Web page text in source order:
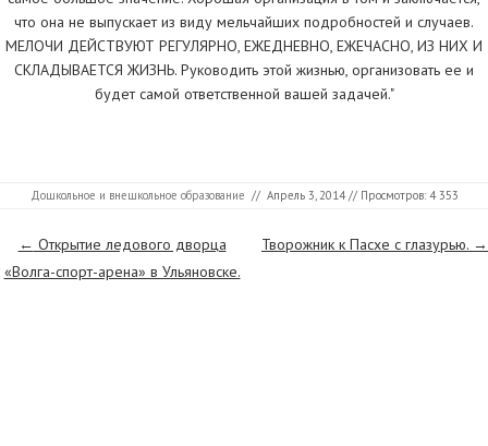
что она не выпускает из виду мельчайших подробностей и случаев.
МЕЛОЧИ ДЕЙСТВУЮТ РЕГУЛЯРНО, ЕЖЕДНЕВНО, ЕЖЕЧАСНО, ИЗ НИХ И
СКЛАДЫВАЕТСЯ ЖИЗНЬ. Руководить этой жизнью, организовать ее и
будет самой ответственной вашей задачей."
Дошкольное и внешкольное образование // Апрель 3, 2014// Просмотров: 4 353
Страницы
← Открытие ледового дворца
«Волга-спорт-арена» в Ульяновске.
Творожник к Пасхе с глазурью. →